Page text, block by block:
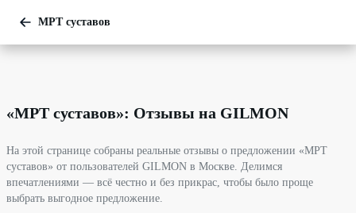
МРТ суставов
«МРТ суставов»: Отзывы на GILMON
На этой странице собраны реальные отзывы о предложении «МРТ
суставов» от пользователей GILMON в Москве. Делимся
впечатлениями — всё честно и без прикрас, чтобы было проще
выбрать выгодное предложение.